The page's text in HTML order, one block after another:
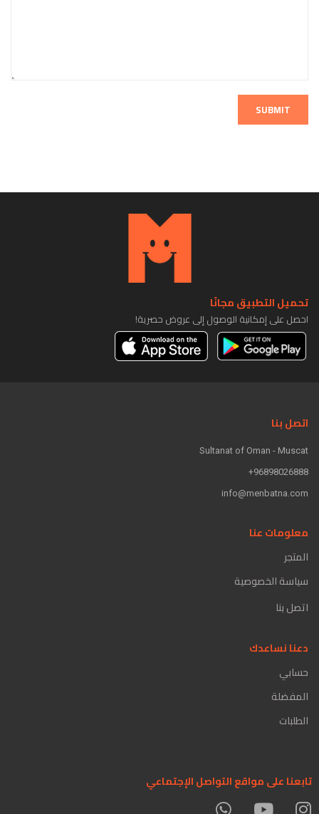
SUBMIT
تحميل التطبيق مجانًا
احصل على إمكانية الوصول إلى عروض حصرية!
اتصل بنا
Sultanat of Oman - Muscat
96898026888+
info@menbatna.com
معلومات عنا
المتجر
سياسة الخصوصية
اتصل بنا
دعنا نساعدك
حسابي
المفضلة
الطلبات
تابعنا على مواقع التواصل الإجتماعي